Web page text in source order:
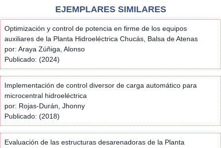
EJEMPLARES SIMILARES
Optimización y control de potencia en firme de los equipos
auxiliares de la Planta Hidroeléctrica Chucás, Balsa de Atenas
por: Araya Zúñiga, Alonso
Publicado: (2024)
Implementación de control diversor de carga automático para
microcentral hidroeléctrica
por: Rojas-Durán, Jhonny
Publicado: (2018)
Evaluación de las estructuras desarenadoras de la Planta